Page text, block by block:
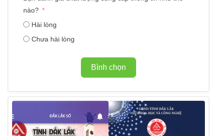
nào?
Hài lòng
Chưa hài lòng
Bình chọn